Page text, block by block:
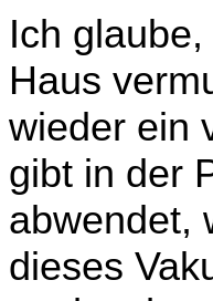
Ich
Haus
wieder ein
gibt in der
abwendet,
dieses